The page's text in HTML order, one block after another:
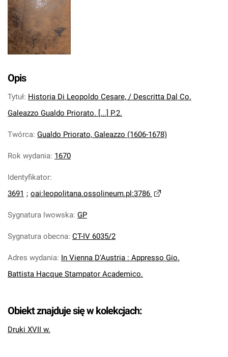
Opis
Tytuł: Historia Di Leopoldo Cesare, / Descritta Dal Co.
Galeazzo Gualdo Priorato. [...] P.2.
Twórca: Gualdo Priorato, Galeazzo (1606-1678)
Rok wydania: 1670
Identyfikator:
3691 ; oai:leopolitana.ossolineum.pl:3786
Sygnatura lwowska: GP
Sygnatura obecna: CT-IV 6035/2
Adres wydania: In Vienna D'Austria : Appresso Gio.
Battista Hacque Stampator Academico.
Obiekt znajduje się w kolekcjach:
Druki XVII w.